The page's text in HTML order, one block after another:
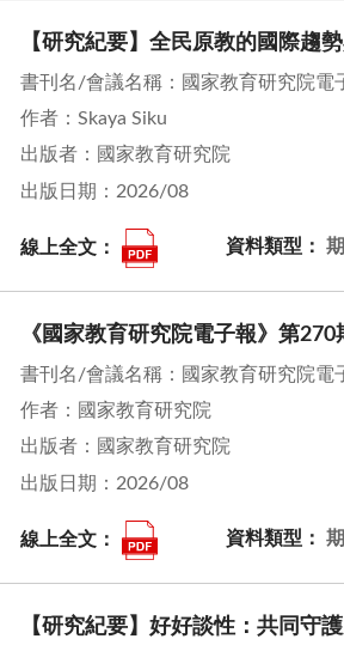
【研究紀要】全民原教的國際趨
書刊名/會議名稱：國家教育研究院電
作者：Skaya Siku
出版者：國家教育研究院
出版日期：2026/08
線上全文： 資料類型：
《國家教育研究院電子報》第270
書刊名/會議名稱：國家教育研究院電
作者：國家教育研究院
出版者：國家教育研究院
出版日期：2026/08
線上全文： 資料類型：
【研究紀要】好好談性：共同守